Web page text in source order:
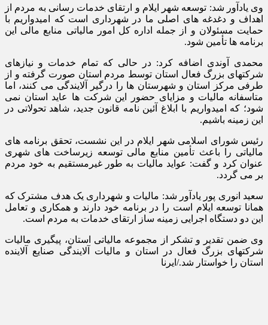
وی یادآور شد: توسعه شهر ایلام و ارتقای خدمات رسانی به مردم از
اهداف و دغدغه های اصلی ما در شهرداری است که امیدواریم با
حمایت مسئولان و از جمله اداره کل امور مالیاتی منابع مالی این
برنامه ها تأمین شود.
محمدی آوندی اضافه کرد: در حالی که تمام خدمات و نیازهای
شرکتهای بزرگ فعال استان توسط مردم استان صورت گرفته و از
طرفی مرکز استان و شهرستان ها را درگیر آلایندگی می کنند، اما
متاسفانه مالیات و مزایای حضور این شرکت ها عاید استان نمی
شود؛ که امیدواریم با ابلاغ آئین نامه قانون جدید، شاهد تحولاتی در
این زمینه باشیم.
رئیس شورای اسلامی شهر ایلام در این نشست، تحقق برنامه های
مالیاتی را باعث تأمین منابع مالی توسعه زیرساخت های شهری
عنوان کرد و گفت: عواید مالیات به طور غیرمستقیم به خود مردم
بر می گردد.
سعید انوری پور یادآور شد: مالیات و شهرداری یک هدف مشترک که
همانا توسعه ایلام است را در برنامه خود دارند و همکاری و تعامل
این دو دستگاه اجرایی زمینه ساز ارتقای خدمات به مردم است.
وی ضمن تقدیر و تشکر از مجموعه مالیاتی استان، پیگیری مالیات
شرکتهای بزرگ فعال در استان و مالیات آلایندگی صنایع آلاینده
استان را خواستار شد./ایرنا